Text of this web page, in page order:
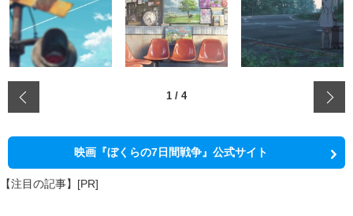
1 / 4
映画『ぼくらの7日間戦争』公式サイト
【注目の記事】[PR]